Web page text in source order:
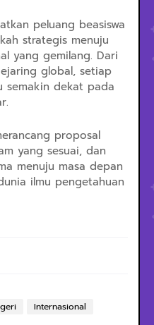
peluang beasiswa
strategis menuju
yang gemilang. Dari
global, setiap
semakin dekat pada
proposal
yang sesuai, dan
menuju masa depan
ilmu pengetahuan
Internasional